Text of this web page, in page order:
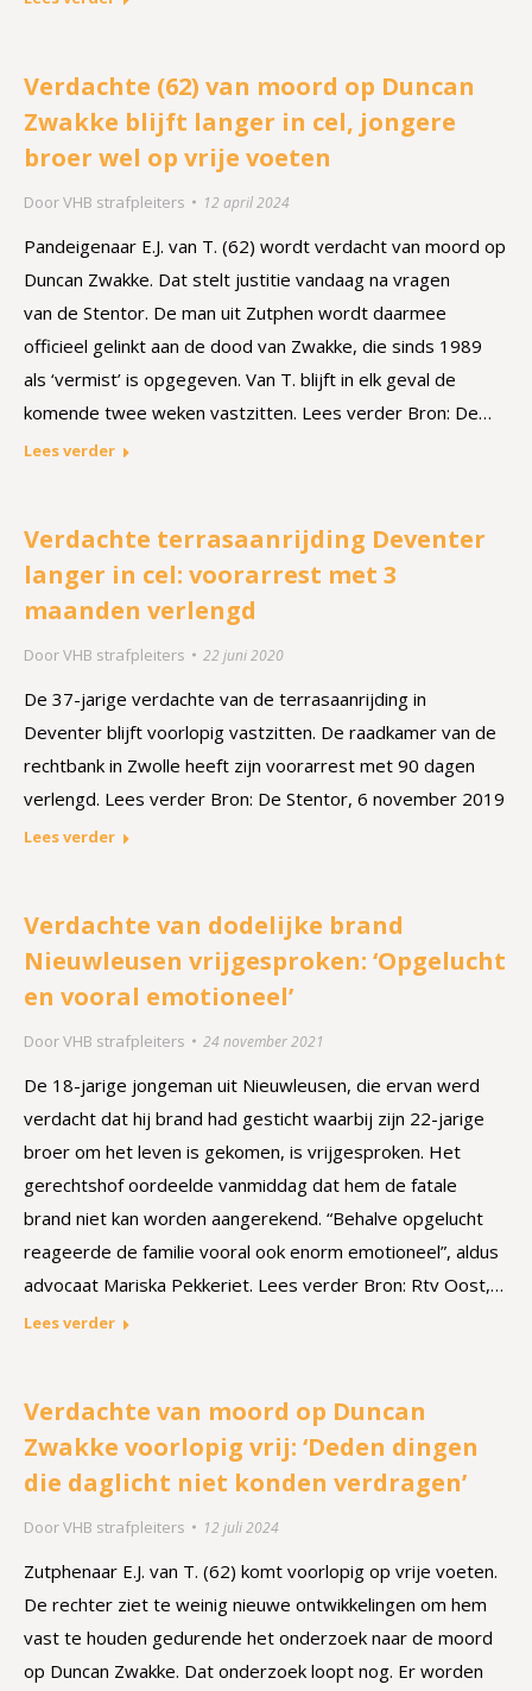
Verdachte (62) van moord op Duncan
Zwakke blijft langer in cel, jongere
broer wel op vrije voeten
DoorVHB strafpleiters 12 april 2024
Pandeigenaar E.J. van T. (62) wordt verdacht van moord op
Duncan Zwakke. Dat stelt justitie vandaag na vragen
van de Stentor. De man uit Zutphen wordt daarmee
officieel gelinkt aan de dood van Zwakke, die sinds 1989
als ‘vermist’ is opgegeven. Van T. blijft in elk geval de
komende twee weken vastzitten. Lees verder Bron: De…
Lees verder
Verdachte terrasaanrijding Deventer
langer in cel: voorarrest met 3
maanden verlengd
DoorVHB strafpleiters 22 juni 2020
De 37-jarige verdachte van de terrasaanrijding in
Deventer blijft voorlopig vastzitten. De raadkamer van de
rechtbank in Zwolle heeft zijn voorarrest met 90 dagen
verlengd. Lees verder Bron: De Stentor, 6 november 2019
Lees verder
Verdachte van dodelijke brand
Nieuwleusen vrijgesproken: ‘Opgelucht
en vooral emotioneel’
DoorVHB strafpleiters 24 november 2021
De 18-jarige jongeman uit Nieuwleusen, die ervan werd
verdacht dat hij brand had gesticht waarbij zijn 22-jarige
broer om het leven is gekomen, is vrijgesproken. Het
gerechtshof oordeelde vanmiddag dat hem de fatale
brand niet kan worden aangerekend. “Behalve opgelucht
reageerde de familie vooral ook enorm emotioneel”, aldus
advocaat Mariska Pekkeriet. Lees verder Bron: Rtv Oost,…
Lees verder
Verdachte van moord op Duncan
Zwakke voorlopig vrij: ‘Deden dingen
die daglicht niet konden verdragen’
DoorVHB strafpleiters 12 juli 2024
Zutphenaar E.J. van T. (62) komt voorlopig op vrije voeten.
De rechter ziet te weinig nieuwe ontwikkelingen om hem
vast te houden gedurende het onderzoek naar de moord
op Duncan Zwakke. Dat onderzoek loopt nog. Er worden